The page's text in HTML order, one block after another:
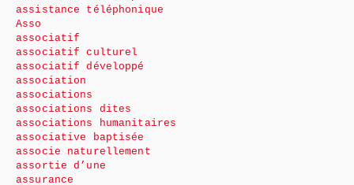
assistance téléphonique
Asso
associatif
associatif culturel
associatif développé
association
associations
associations dites
associations humanitaires
associative baptisée
associe naturellement
assortie d’une
assurance